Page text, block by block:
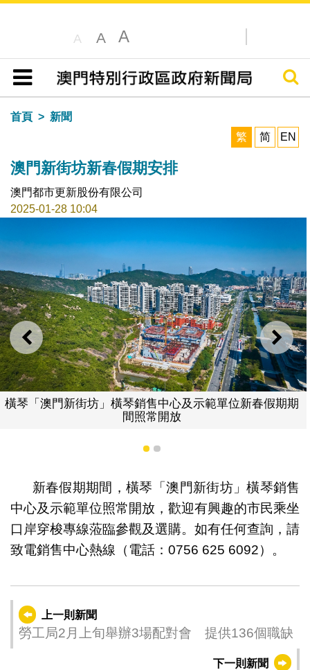
A A A
目錄
搜尋
首頁
新聞
繁
简 EN
澳門新街坊新春假期安排
澳門都市更新股份有限公司
2025-01-28 10:04
上一則 下一
橫琴「澳門新街坊」橫琴銷售中心及示範單位新春假期期
間照常開放
1 2
新春假期期間，橫琴「澳門新街坊」橫琴銷售
中心及示範單位照常開放，歡迎有興趣的市民乘坐
口岸穿梭專線蒞臨參觀及選購。如有任何查詢，請
致電銷售中心熱線（電話：0756 625 6092）。
上一則新聞
勞工局2月上旬舉辦3場配對會 提供136個職缺
下一則新聞